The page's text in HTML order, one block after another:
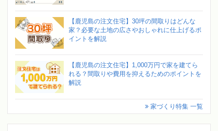
【鹿児島の注文住宅】30坪の間取りはどんな
家？必要な土地の広さやおしゃれに仕上げるポ
イントを解説
【鹿児島の注文住宅】1,000万円で家を建てら
れる？間取りや費用を抑えるためのポイントを
解説
家づくり特集 一覧